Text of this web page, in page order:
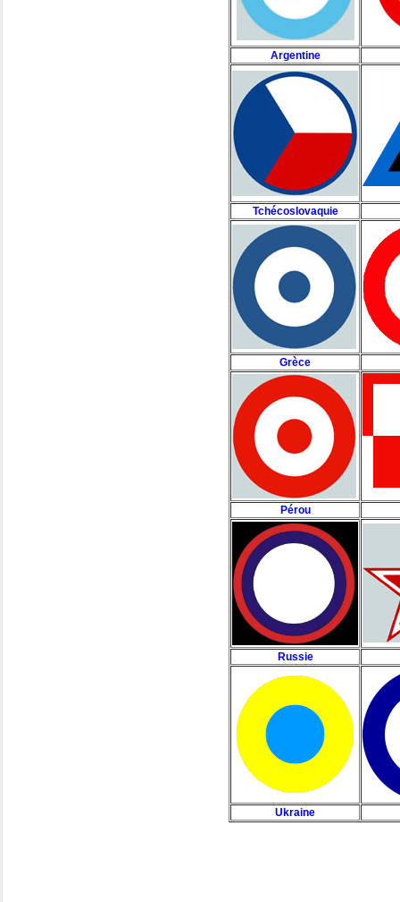
Argentine
Tchécoslovaquie
Grèce
Pérou
Russie
Ukraine